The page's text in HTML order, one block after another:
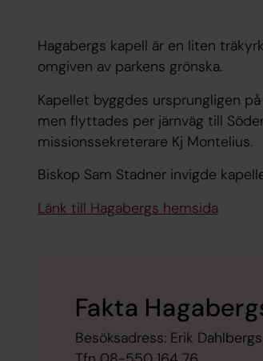
Hagabergs kapell är en liten
omgiven av parkens grönska.
Kapellet byggdes ursprungligen
men flyttades per järnväg till
missionssekreterare Kj Montelius.
Biskop Sam Stadner invigde
Länk till Hagabergs hemsida
Fakta
Besöksadress: Erik